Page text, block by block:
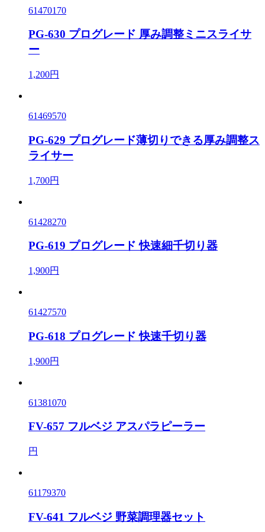
61470170
PG-630 プログレード 厚み調整ミニスライサ
ー
1,200円
61469570
PG-629 プログレード薄切りできる厚み調整ス
ライサー
1,700円
61428270
PG-619 プログレード 快速細千切り器
1,900円
61427570
PG-618 プログレード 快速千切り器
1,900円
61381070
FV-657 フルベジ アスパラピーラー
円
61179370
FV-641 フルベジ 野菜調理器セット